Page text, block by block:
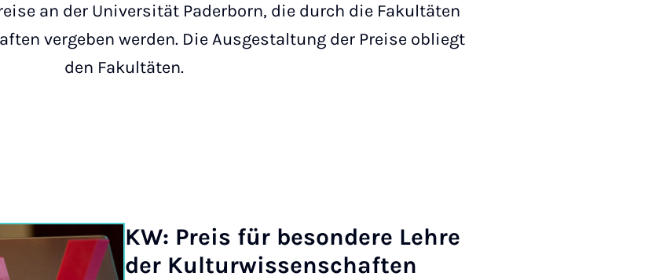
an der Universität Paderborn, die durch die Fakultäten
vergeben werden. Die Ausgestaltung der Preise obliegt
den Fakultäten.
KW: Preis für be­son­de­re Leh­re
der Kul­tur­wis­sen­schaf­ten